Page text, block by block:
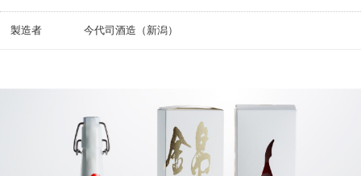
製造者 今代司酒造（新潟）